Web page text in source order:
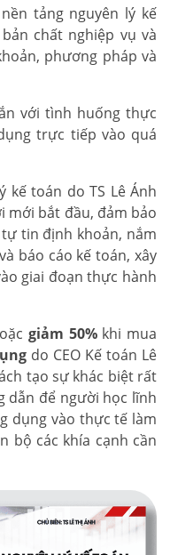
tảng nguyên lý kế
chất nghiệp vụ và
phương pháp và
với tình huống thực
trực tiếp vào quá
kế toán do TS Lê Ánh
mới bắt đầu, đảm bảo
tin định khoản, nắm
báo cáo kế toán, xây
giai đoạn thực hành
giảm 50%khi mua
do CEO Kế toán Lê
tạo sự khác biệt rất
dẫn để người học lĩnh
dụng vào thực tế làm
bộ các khía cạnh cần